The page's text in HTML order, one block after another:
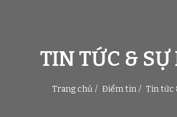
TIN TỨC &
Trang chủ Điểm tin Tin tức